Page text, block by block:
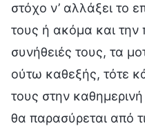
στόχο ν’ αλλάξει το
τους ή ακόμα και την
συνήθειές τους, τα
ούτω καθεξής, τότε
τους στην
θα παρασύρεται από